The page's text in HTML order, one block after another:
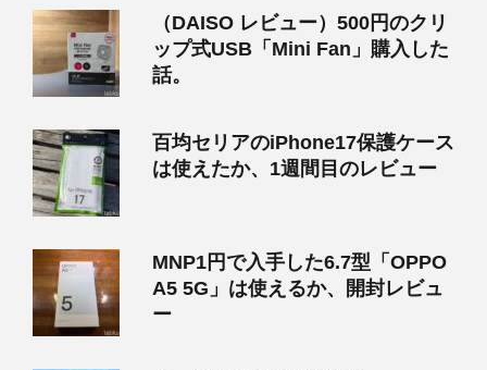
（DAISO レビュー）500円のクリ
ップ式USB「Mini Fan」購入した
話。
百均セリアのiPhone17保護ケース
は使えたか、1週間目のレビュー
MNP1円で入手した6.7型「OPPO
A5 5G」は使えるか、開封レビュ
ー